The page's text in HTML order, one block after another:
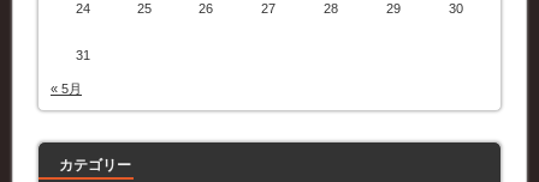
24 25 26 27 28 29 30
31
« 5月
カテゴリー